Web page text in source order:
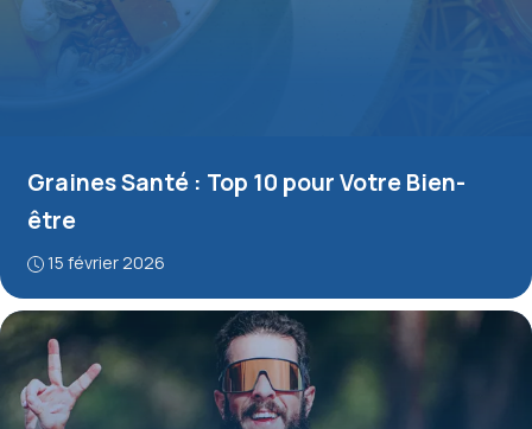
Graines Santé : Top 10 pour Votre Bien-
être
15 février 2026